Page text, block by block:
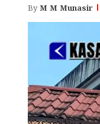
ByM M Munasir